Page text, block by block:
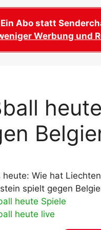
Weltmeister 2026?
Trainer
offizielle WM 2026
der FIFA Fußball WM
in Europa:
Ein Abo statt
Werbung und
heute: Wie hat
spielt gegen
heute Spiele
heute live